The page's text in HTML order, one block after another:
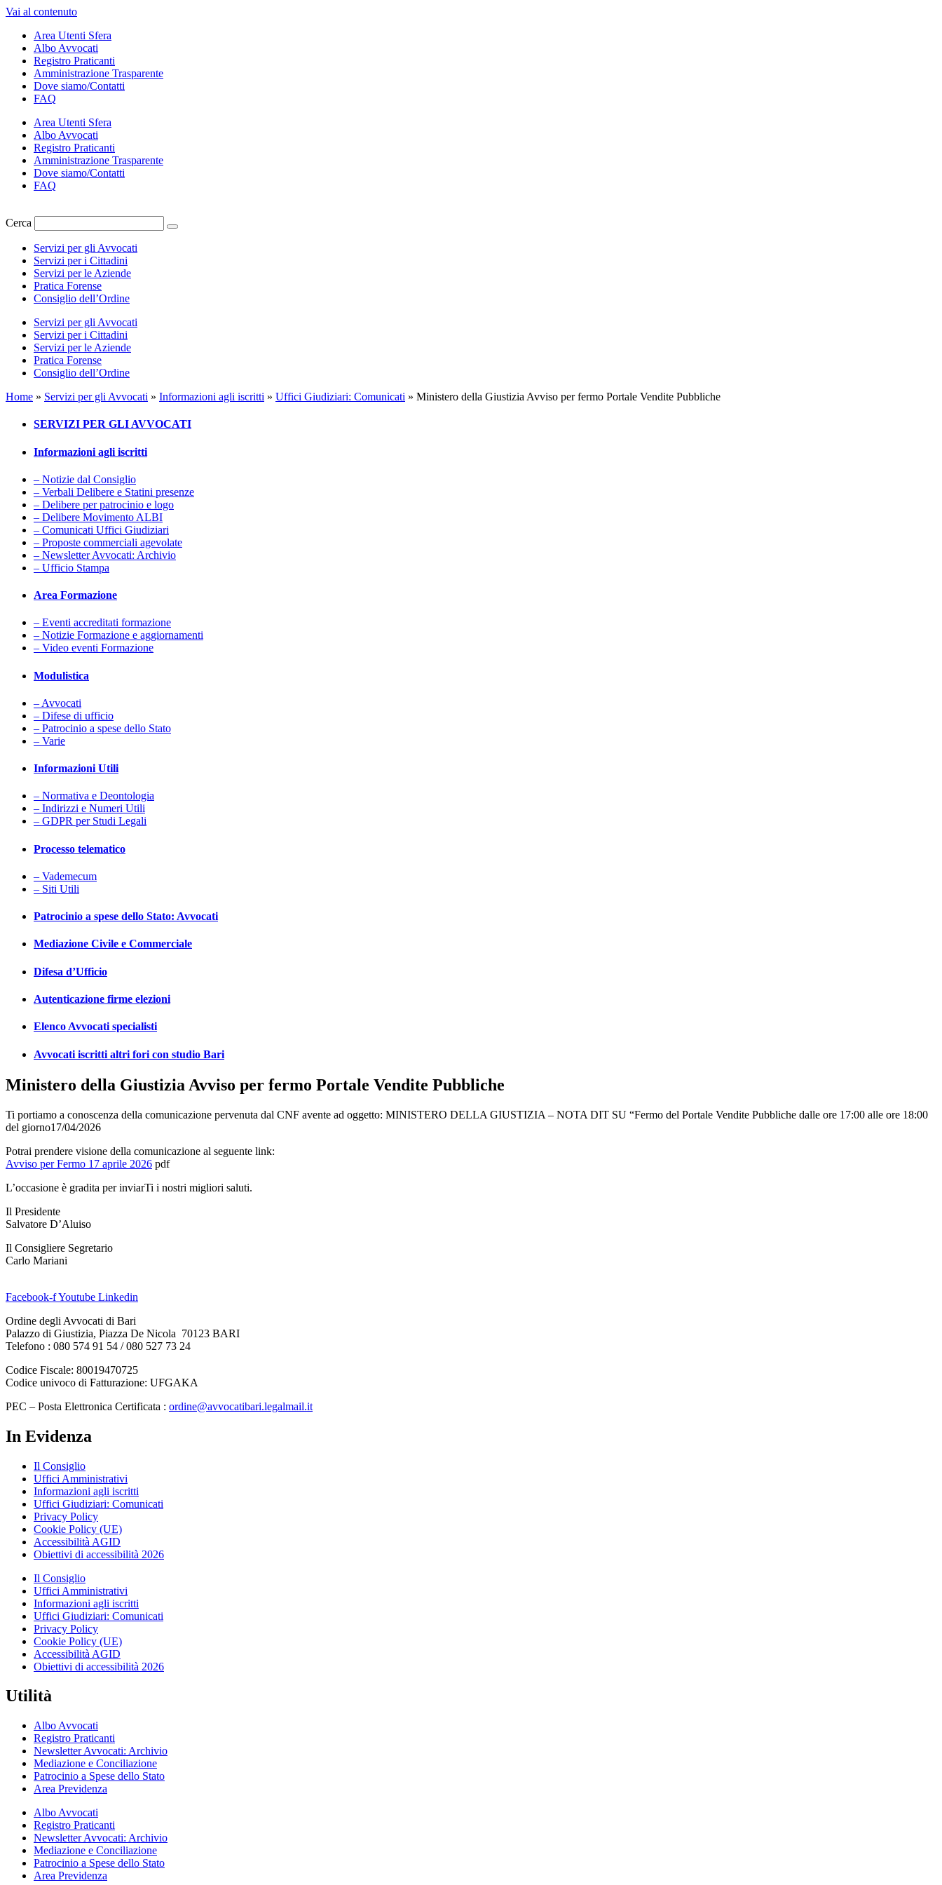
Vai al contenuto
Area Utenti Sfera
Albo Avvocati
Registro Praticanti
Amministrazione Trasparente
Dove siamo/Contatti
FAQ
Area Utenti Sfera
Albo Avvocati
Registro Praticanti
Amministrazione Trasparente
Dove siamo/Contatti
FAQ
Cerca
Servizi per gli Avvocati
Servizi per i Cittadini
Servizi per le Aziende
Pratica Forense
Consiglio dell’Ordine
Servizi per gli Avvocati
Servizi per i Cittadini
Servizi per le Aziende
Pratica Forense
Consiglio dell’Ordine
Home » Servizi per gli Avvocati » Informazioni agli iscritti » Uffici Giudiziari: Comunicati » Ministero della Giustizia Avviso per fermo Portale Vendite Pubbliche
SERVIZI PER GLI AVVOCATI
Informazioni agli iscritti
– Notizie dal Consiglio
– Verbali Delibere e Statini presenze
– Delibere per patrocinio e logo
– Delibere Movimento ALBI
– Comunicati Uffici Giudiziari
– Proposte commerciali agevolate
– Newsletter Avvocati: Archivio
– Ufficio Stampa
Area Formazione
– Eventi accreditati formazione
– Notizie Formazione e aggiornamenti
– Video eventi Formazione
Modulistica
– Avvocati
– Difese di ufficio
– Patrocinio a spese dello Stato
– Varie
Informazioni Utili
– Normativa e Deontologia
– Indirizzi e Numeri Utili
– GDPR per Studi Legali
Processo telematico
– Vademecum
– Siti Utili
Patrocinio a spese dello Stato: Avvocati
Mediazione Civile e Commerciale
Difesa d’Ufficio
Autenticazione firme elezioni
Elenco Avvocati specialisti
Avvocati iscritti altri fori con studio Bari
Ministero della Giustizia Avviso per fermo Portale Vendite Pubbliche
Ti portiamo a conoscenza della comunicazione pervenuta dal CNF avente ad oggetto: MINISTERO DELLA GIUSTIZIA – NOTA DIT SU “Fermo del Portale Vendite Pubbliche dalle ore 17:00 alle ore 18:00
del giorno17/04/2026
Potrai prendere visione della comunicazione al seguente link:
Avviso per Fermo 17 aprile 2026 pdf
L’occasione è gradita per inviarTi i nostri migliori saluti.
Il Presidente
Salvatore D’Aluiso
Il Consigliere Segretario
Carlo Mariani
Facebook-fYoutube Linkedin
Ordine degli Avvocati di Bari
Palazzo di Giustizia, Piazza De Nicola 70123 BARI
Telefono : 080 574 91 54 / 080 527 73 24
Codice Fiscale: 80019470725
Codice univoco di Fatturazione: UFGAKA
PEC – Posta Elettronica Certificata : ordine@avvocatibari.legalmail.it
In Evidenza
Il Consiglio
Uffici Amministrativi
Informazioni agli iscritti
Uffici Giudiziari: Comunicati
Privacy Policy
Cookie Policy (UE)
Accessibilità AGID
Obiettivi di accessibilità 2026
Il Consiglio
Uffici Amministrativi
Informazioni agli iscritti
Uffici Giudiziari: Comunicati
Privacy Policy
Cookie Policy (UE)
Accessibilità AGID
Obiettivi di accessibilità 2026
Utilità
Albo Avvocati
Registro Praticanti
Newsletter Avvocati: Archivio
Mediazione e Conciliazione
Patrocinio a Spese dello Stato
Area Previdenza
Albo Avvocati
Registro Praticanti
Newsletter Avvocati: Archivio
Mediazione e Conciliazione
Patrocinio a Spese dello Stato
Area Previdenza